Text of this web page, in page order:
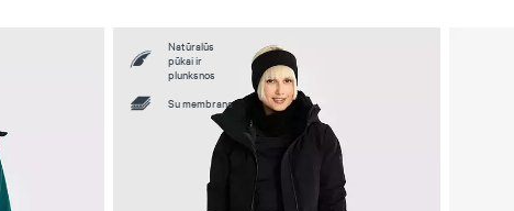
Natūralūs
pūkai ir
plunksnos
Su membrana